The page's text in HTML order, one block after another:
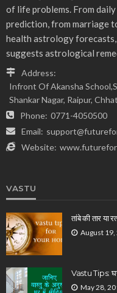
of life problems. From
prediction, from marriage
health astrology
suggests astrological
Address:
Infront Of Akansha
Shankar Nagar, Raipur,
Phone: 0771-4050500
Email:
Website:
VASTU
तांबे की तार या
August 19,
Vastu Tips: घर
May 28,